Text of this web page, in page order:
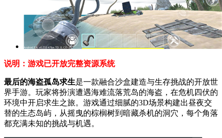
说明：游戏已开放完整资源系统
最后的海盗孤岛求生是一款融合沙盒建造与生存挑战的开放世
界手游。玩家将扮演遭遇海难流落荒岛的海盗，在危机四伏的
环境中开启求生之旅。游戏通过细腻的3D场景构建出昼夜交
替的生态岛屿，从摇曳的棕榈树到暗藏杀机的洞穴，每个角落
都充满未知的挑战与机遇。